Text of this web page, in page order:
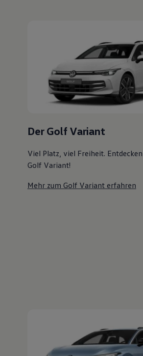
Warn- und
Assistenzsysteme
Digitale
Live Beratung
Magazin
Lifestyle
Transport
Familie
Pannen- und Unfallhilfe
Der Golf Variant
Viel Platz, viel Freiheit. Entdecken
Golf Variant!
Mehr zum Golf Variant erfahren